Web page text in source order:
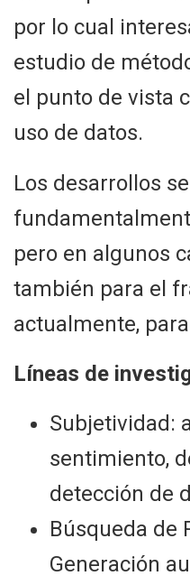
por lo cual
estudio de
el punto de vista
uso de datos.
Los desarrollos
pero en algunos
también para el
actualmente,
Líneas de
Subjetividad:
sentimiento,
detección de
Búsqueda de
Generación